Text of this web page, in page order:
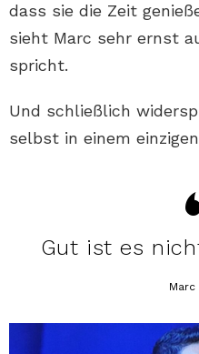
dass sie die Zeit
sieht Marc sehr ernst
spricht.
Und schließlich
selbst in einem
Gut ist es
Marc